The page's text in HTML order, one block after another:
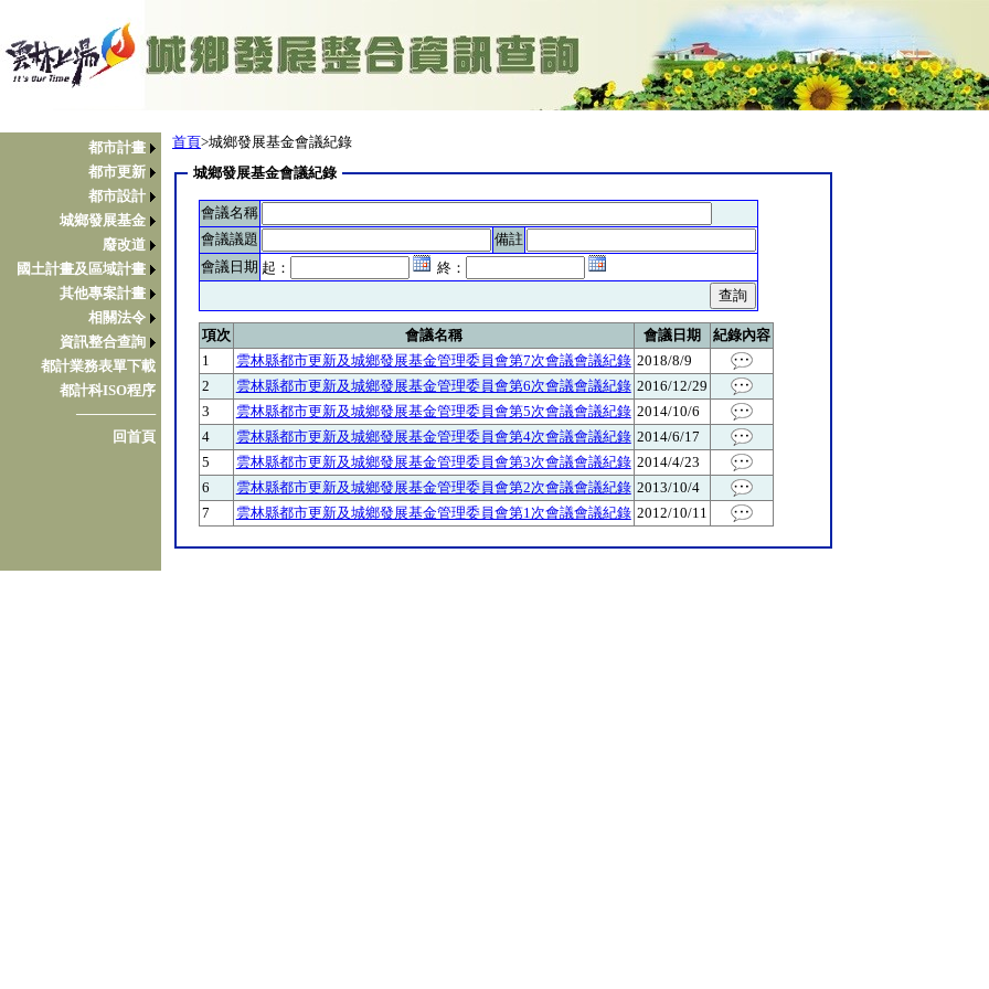
都市計畫
都市更新
都市設計
城鄉發展基金
廢改道
國土計畫及區域計畫
其他專案計畫
相關法令
資訊整合查詢
都計業務表單下載
都計科ISO程序
────────
回首頁
首頁>城鄉發展基金會議紀錄
城鄉發展基金會議紀錄
會議名稱
會議議題
備註
會議日期 起： 終：
項次 會議名稱 會議日期
紀錄內容
1
雲林縣都市更新及城鄉發展基金管理委員會第7次會議會議紀錄 2018/8/9
2
雲林縣都市更新及城鄉發展基金管理委員會第6次會議會議紀錄 2016/12/29
3
雲林縣都市更新及城鄉發展基金管理委員會第5次會議會議紀錄 2014/10/6
4
雲林縣都市更新及城鄉發展基金管理委員會第4次會議會議紀錄 2014/6/17
5
雲林縣都市更新及城鄉發展基金管理委員會第3次會議會議紀錄 2014/4/23
6
雲林縣都市更新及城鄉發展基金管理委員會第2次會議會議紀錄 2013/10/4
7
雲林縣都市更新及城鄉發展基金管理委員會第1次會議會議紀錄 2012/10/11